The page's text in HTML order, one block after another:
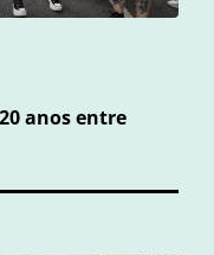
anos entre